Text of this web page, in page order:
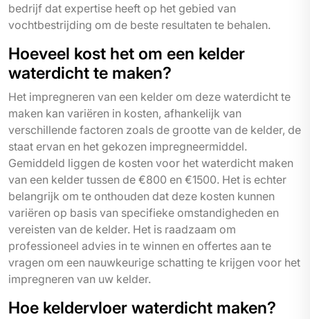
bedrijf dat expertise heeft op het gebied van
vochtbestrijding om de beste resultaten te behalen.
Hoeveel kost het om een kelder
waterdicht te maken?
Het impregneren van een kelder om deze waterdicht te
maken kan variëren in kosten, afhankelijk van
verschillende factoren zoals de grootte van de kelder, de
staat ervan en het gekozen impregneermiddel.
Gemiddeld liggen de kosten voor het waterdicht maken
van een kelder tussen de €800 en €1500. Het is echter
belangrijk om te onthouden dat deze kosten kunnen
variëren op basis van specifieke omstandigheden en
vereisten van de kelder. Het is raadzaam om
professioneel advies in te winnen en offertes aan te
vragen om een nauwkeurige schatting te krijgen voor het
impregneren van uw kelder.
Hoe keldervloer waterdicht maken?